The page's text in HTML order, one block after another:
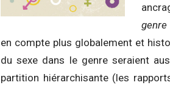
genre
en compte plus globalement et
du sexe dans le genre seraient
partition hiérarchisante (les